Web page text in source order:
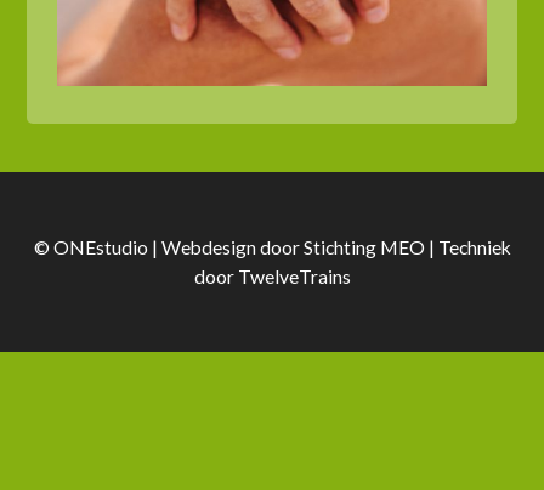
© ONEstudio | Webdesign doorStichting MEO | Techniek
door TwelveTrains